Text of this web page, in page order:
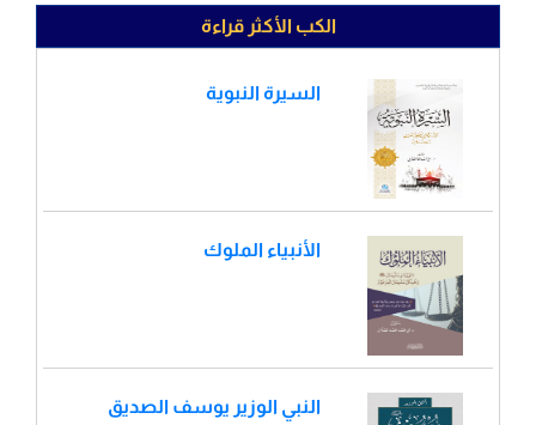
الكب الأكثر قراءة
السيرة النبوية
الأنبياء الملوك
النبي الوزير يوسف الصديق